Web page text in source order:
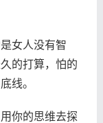
女人没有智
的打算，怕的
线。
你的思维去探